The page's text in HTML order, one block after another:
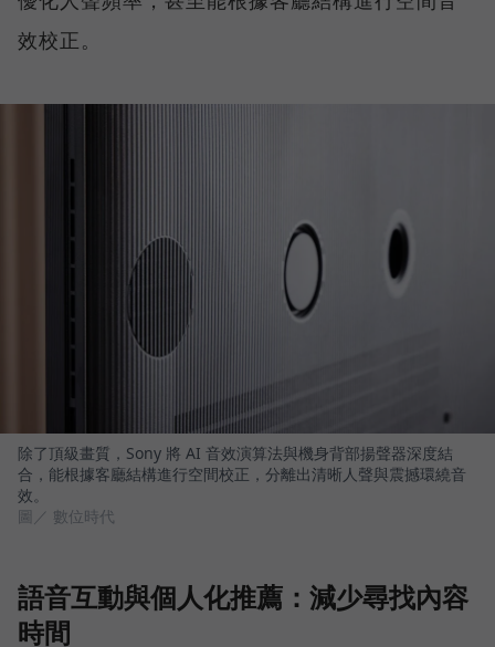
效校正。
除了頂級畫質，Sony 將 AI 音效演算法與機身背部揚聲器深度結
合，能根據客廳結構進行空間校正，分離出清晰人聲與震撼環繞音
效。
圖／ 數位時代
語音互動與個人化推薦：減少尋找內容
時間